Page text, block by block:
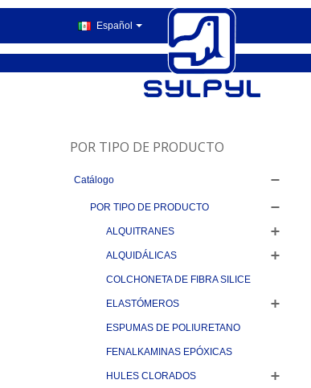
Español
POR TIPO DE PRODUCTO
Catálogo
POR TIPO DE PRODUCTO
ALQUITRANES
ALQUIDÁLICAS
COLCHONETA DE FIBRA SILICE
ELASTÓMEROS
ESPUMAS DE POLIURETANO
FENALKAMINAS EPÓXICAS
HULES CLORADOS